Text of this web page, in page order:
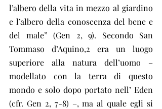
l’albero della vita in mezzo al giardino
e l’albero della conoscenza del bene e
del male” (Gen 2, 9). Secondo San
Tommaso d’Aquino,2 era un luogo
superiore alla natura dell’uomo –
modellato con la terra di questo
mondo e solo dopo portato nell’ Eden
(cfr. Gen 2, 7-8) –, ma al quale egli si